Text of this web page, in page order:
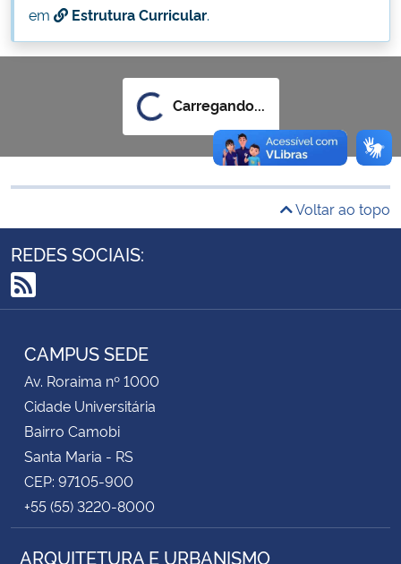
Ministério do Turismo
Ministério do Desenvolvimento Regional
Controladoria-Geral da União
Ministério da Mulher, da Família e dos Direitos Humanos
Secretaria de Governo
Gabinete de Segurança Institucional
Advocacia-Geral da União
Planalto
em
Estrutura Curricular.
Carregando...
Voltar ao topo
REDES SOCIAIS:
RSS
CAMPUS SEDE
Av. Roraima nº 1000
Cidade Universitária
Bairro Camobi
Santa Maria - RS
CEP: 97105-900
+55 (55) 3220-8000
ARQUITETURA E URBANISMO